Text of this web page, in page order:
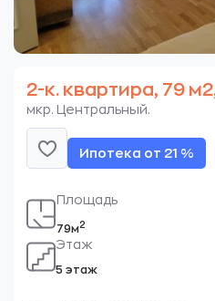
2-к. квартира, 79
мкр. Центральный.
Ипотека от 21 %
Площадь
79м2
Этаж
5 этаж